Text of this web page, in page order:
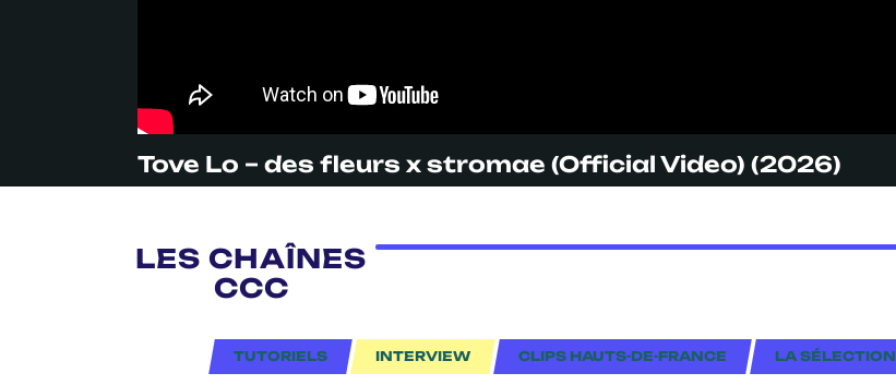
Tove Lo – des fleurs x stromae (Official Video) (2026)
LES CHAÎNES
CCC
TUTORIELS INTERVIEW CLIPS HAUTS-DE-FRANCE LA SÉLECTION